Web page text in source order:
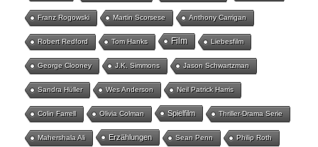
Franz Rogowski Martin Scorsese Anthony Carrigan
Robert Redford Tom Hanks Film Liebesfilm
George Clooney J.K. Simmons Jason Schwartzman
Sandra Hüller Wes Anderson Neil Patrick Harris
Colin Farrell Olivia Colman Spielfilm Thriller-Drama Serie
Mahershala Ali Erzählungen Sean Penn Philip Roth